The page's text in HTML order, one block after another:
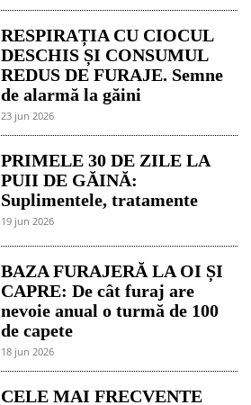
RESPIRAȚIA CU CIOCUL
DESCHIS ȘI CONSUMUL
REDUS DE FURAJE. Semne
de alarmă la găini
23 jun 2026
PRIMELE 30 DE ZILE LA
PUII DE GĂINĂ:
Suplimentele, tratamente
19 jun 2026
BAZA FURAJERĂ LA OI ȘI
CAPRE: De cât furaj are
nevoie anual o turmă de 100
de capete
18 jun 2026
CELE MAI FRECVENTE